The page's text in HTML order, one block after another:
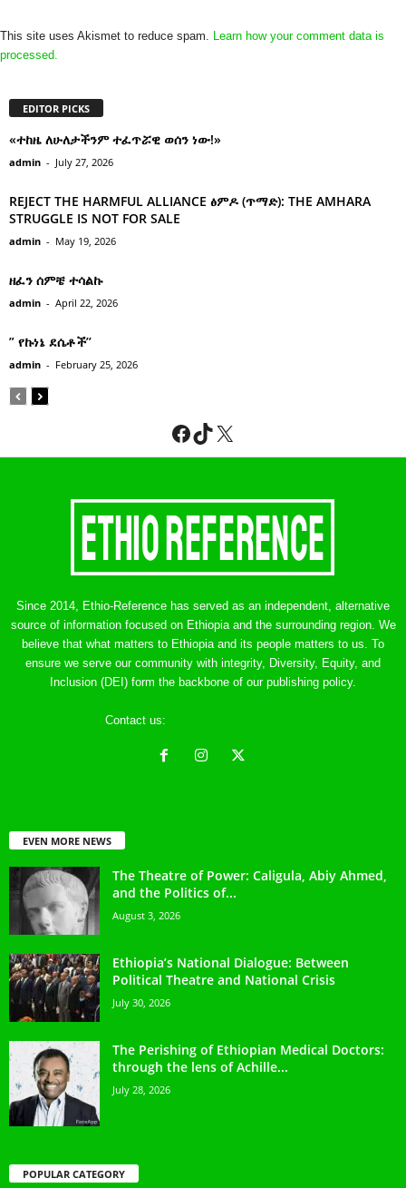
This site uses Akismet to reduce spam.
Learn how your comment data is
processed.
EDITOR PICKS
«ተከዜ ለሁለታችንም ተፈጥሯዊ ወሰን ነው!»
admin - July 27, 2026
REJECT THE HARMFUL ALLIANCE ፅምዶ (ጥማድ): THE AMHARA
STRUGGLE IS NOT FOR SALE
admin - May 19, 2026
ዘፈን ሰምቼ ተሳልኩ
admin - April 22, 2026
” የኩነኔ ደሴቶች’’
admin - February 25, 2026
Facebook
TikTok
X
Since 2014, Ethio-Reference has served as an independent, alternative
source of information focused on Ethiopia and the surrounding region. We
believe that what matters to Ethiopia and its people matters to us. To
ensure we serve our community with integrity, Diversity, Equity, and
Inclusion (DEI) form the backbone of our publishing policy.
Contact us:
EVEN MORE NEWS
The Theatre of Power: Caligula, Abiy Ahmed,
and the Politics of...
August 3, 2026
Ethiopia’s National Dialogue: Between
Political Theatre and National Crisis
July 30, 2026
The Perishing of Ethiopian Medical Doctors:
through the lens of Achille...
July 28, 2026
POPULAR CATEGORY